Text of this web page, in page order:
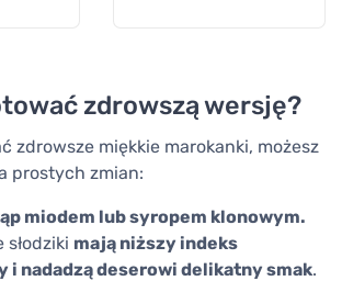
zdrowszą wersję?
zdrowsze miękkie marokanki, możesz
prostych zmian:
miodem lub syropem klonowym.
słodziki mają niższy indeks
i nadadzą deserowi delikatny smak.